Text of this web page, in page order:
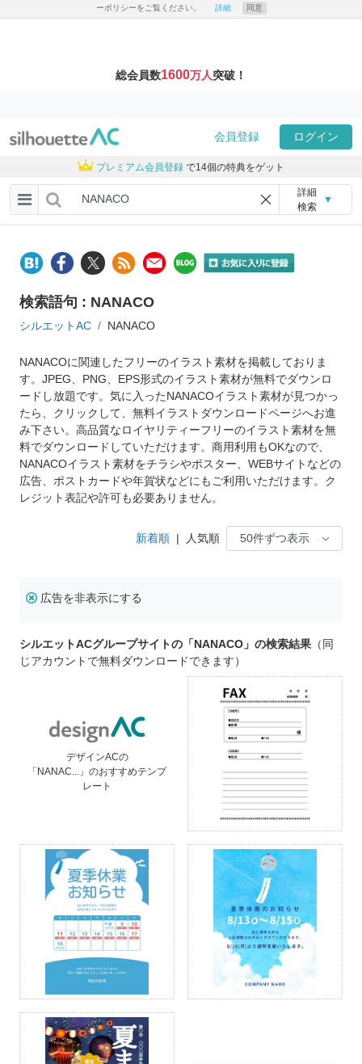
ーポリシーをご覧ください。 詳細 同意
総会員数1600万人突破！
会員登録 ログイン
プレミアム会員登録 で14個の特典をゲット
詳細
検索
▼
検索語句 : NANACO
シルエットAC NANACO
NANACOに関連したフリーのイラスト素材を掲載しておりま
す。JPEG、PNG、EPS形式のイラスト素材が無料でダウンロ
ードし放題です。気に入ったNANACOイラスト素材が見つかっ
たら、クリックして、無料イラストダウンロードページへお進
み下さい。高品質なロイヤリティーフリーのイラスト素材を無
料でダウンロードしていただけます。商用利用もOKなので、
NANACOイラスト素材をチラシやポスター、WEBサイトなどの
広告、ポストカードや年賀状などにもご利用いただけます。ク
レジット表記や許可も必要ありません。
新着順 | 人気順
広告を非表示にする
シルエットACグループサイトの「NANACO」の検索結果 （同
じアカウントで無料ダウンロードできます）
デザインACの
「NANAC...」のおすすめテンプ
レート